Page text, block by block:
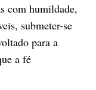
com humildade,
submeter-se
para a
a fé